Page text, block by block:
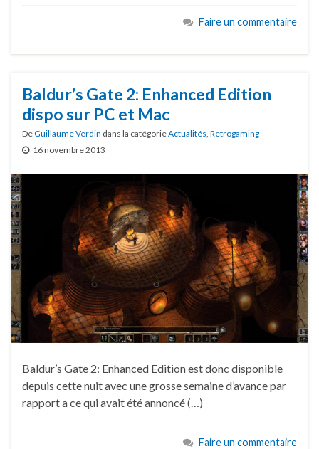
Faire un commentaire
Baldur’s Gate 2: Enhanced Edition
dispo sur PC et Mac
DeGuillaume Verdin dans la catégorieActualités, Retrogaming
16 novembre 2013
Baldur’s Gate 2: Enhanced Edition est donc disponible
depuis cette nuit avec une grosse semaine d’avance par
rapport a ce qui avait été annoncé (…)
Faire un commentaire